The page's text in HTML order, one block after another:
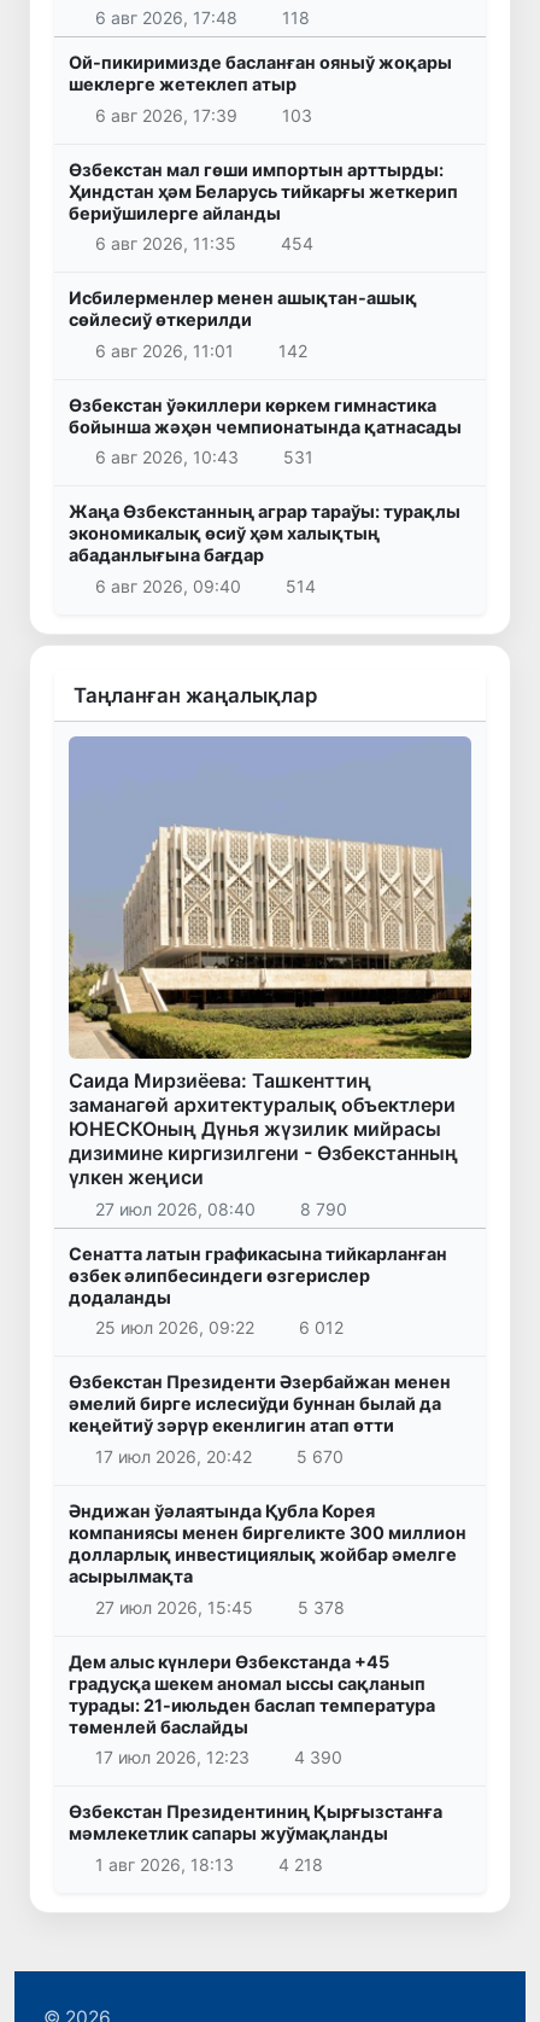
6 авг 2026, 17:48 118
Ой-пикиримизде басланған ояныў жоқары
шеклерге жетеклеп атыр
6 авг 2026, 17:39
103
Өзбекстан мал гөши импортын арттырды:
Ҳиндстан ҳәм Беларусь тийкарғы жеткерип
бериўшилерге айланды
6 авг 2026, 11:35
454
Исбилерменлер менен ашықтан-ашық
сөйлесиў өткерилди
6 авг 2026, 11:01
142
Өзбекстан ўәкиллери көркем гимнастика
бойынша жәҳән чемпионатында қатнасады
6 авг 2026, 10:43
531
Жаңа Өзбекстанның аграр тараўы: турақлы
экономикалық өсиў ҳәм халықтың
абаданлығына бағдар
6 авг 2026, 09:40
514
Таңланған жаңалықлар
Саида Мирзиёева: Ташкенттиң
заманагөй архитектуралық объектлери
ЮНЕСКОның Дүнья жүзилик мийрасы
дизимине киргизилгени - Өзбекстанның
үлкен жеңиси
27 июл 2026, 08:40 8 790
Сенатта латын графикасына тийкарланған
өзбек әлипбесиндеги өзгерислер
додаланды
25 июл 2026, 09:22
6 012
Өзбекстан Президенти Әзербайжан менен
әмелий бирге ислесиўди буннан былай да
кеңейтиў зәрүр екенлигин атап өтти
17 июл 2026, 20:42
5 670
Әндижан ўәлаятында Қубла Корея
компаниясы менен биргеликте 300 миллион
долларлық инвестициялық жойбар әмелге
асырылмақта
27 июл 2026, 15:45
5 378
Дем алыс күнлери Өзбекстанда +45
градусқа шекем аномал ыссы сақланып
турады: 21-июльден баслап температура
төменлей баслайды
17 июл 2026, 12:23
4 390
Өзбекстан Президентиниң Қырғызстанға
мәмлекетлик сапары жуўмақланды
1 авг 2026, 18:13
4 218